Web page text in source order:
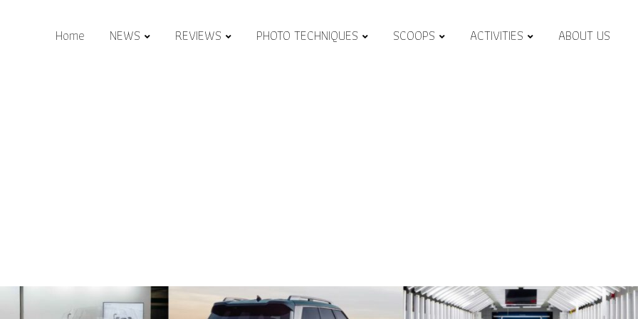
Home NEWS REVIEWS PHOTO TECHNIQUES SCOOPS ACTIVITIES ABOUT US